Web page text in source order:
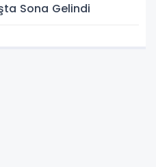
Sona Gelindi